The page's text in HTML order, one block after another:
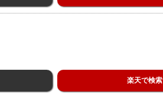
楽天で検索